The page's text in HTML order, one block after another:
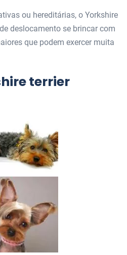
ou hereditárias, o Yorkshire
deslocamento se brincar com
que podem exercer muita
terrier